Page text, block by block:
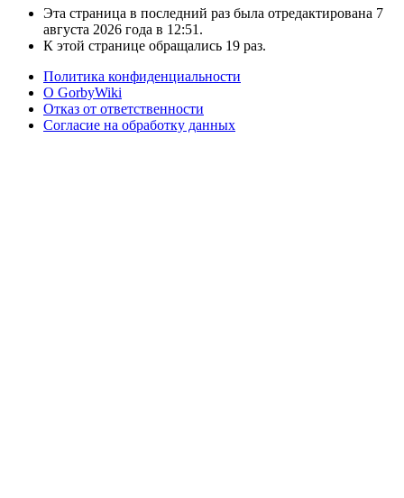
Эта страница в последний раз была отредактирована 7
августа 2026 года в 12:51.
К этой странице обращались 19 раз.
Политика конфиденциальности
О GorbyWiki
Отказ от ответственности
Согласие на обработку данных